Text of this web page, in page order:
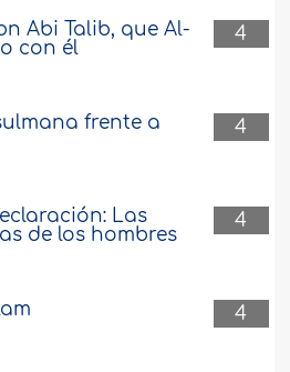
4
Abi Talib, que Al-
con él
4
frente a
4
Las
de los hombres
4